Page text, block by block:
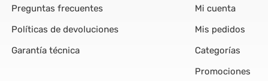
Preguntas frecuentes
Políticas de devoluciones
Garantía técnica
Mi cuenta
Mis pedidos
Categorías
Promociones